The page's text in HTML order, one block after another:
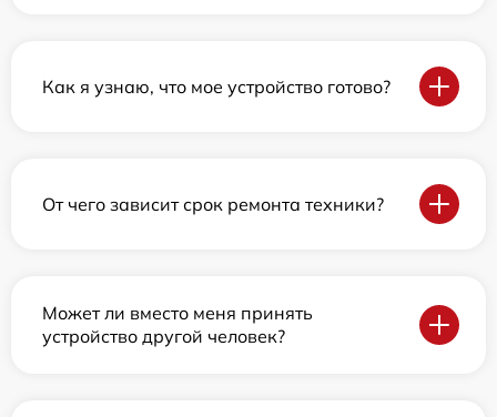
Как я узнаю, что мое устройство готово?
От чего зависит срок ремонта техники?
Может ли вместо меня принять
устройство другой человек?